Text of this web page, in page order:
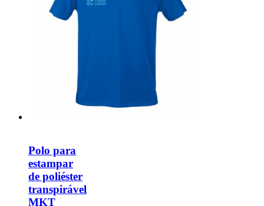
Polo para
estampar
de poliéster
transpirável
MKT